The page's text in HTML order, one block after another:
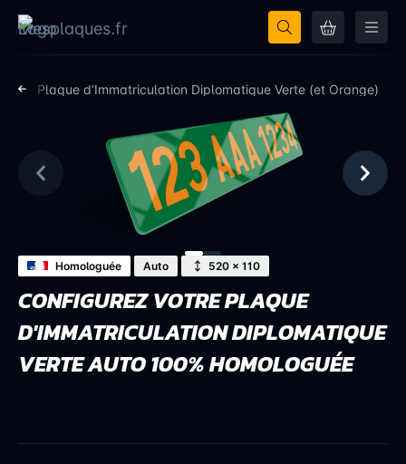
Plaque d’Immatriculation Diplomatique Verte (et Orange)
Homologuée Auto 520 × 110
CONFIGUREZ VOTRE PLAQUE
D'IMMATRICULATION DIPLOMATIQUE
VERTE AUTO 100% HOMOLOGUÉE